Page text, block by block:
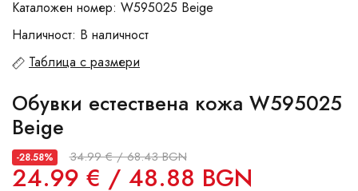
Каталожен номер: W595025 Beige
Наличност: В наличност
Таблица с размери
Обувки естествена кожа W595025
Beige
-28.58% 34.99 € / 68.43 BGN
24.99 € / 48.88 BGN